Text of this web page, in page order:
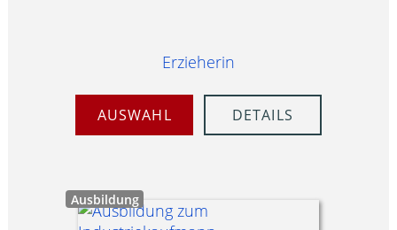
Erzieherin
AUSWAHL DETAILS
Ausbildung